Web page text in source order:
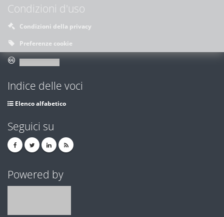
Condizioni d'uso
Condizioni della privacy
Preferenze cookie
Indice delle voci
Elenco alfabetico
Seguici su
Powered by